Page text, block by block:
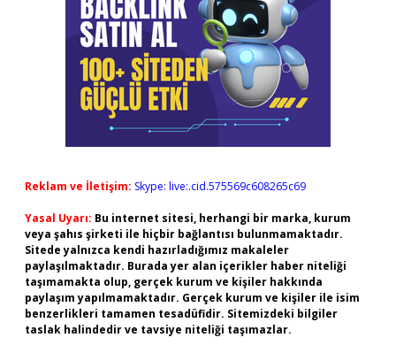
Reklam ve İletişim: Skype: live:.cid.575569c608265c69
Yasal Uyarı: Bu internet sitesi, herhangi bir marka, kurum
veya şahıs şirketi ile hiçbir bağlantısı bulunmamaktadır.
Sitede yalnızca kendi hazırladığımız makaleler
paylaşılmaktadır. Burada yer alan içerikler haber niteliği
taşımamakta olup, gerçek kurum ve kişiler hakkında
paylaşım yapılmamaktadır. Gerçek kurum ve kişiler ile isim
benzerlikleri tamamen tesadüfidir. Sitemizdeki bilgiler
taslak halindedir ve tavsiye niteliği taşımazlar.